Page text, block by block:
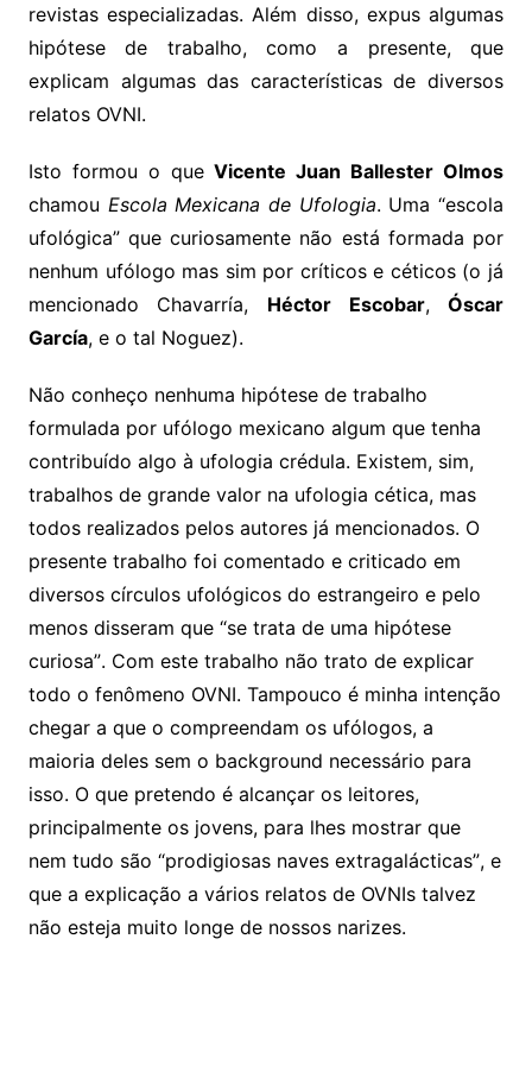
revistas especializadas. Além disso, expus algumas
hipótese de trabalho, como a presente, que
explicam algumas das características de diversos
relatos OVNI.
Isto formou o queVicente Juan Ballester Olmos
chamou Escola Mexicana de Ufologia. Uma “escola
ufológica” que curiosamente não está formada por
nenhum ufólogo mas sim por críticos e céticos (o já
mencionado Chavarría, Héctor Escobar,Óscar
García, e o tal Noguez).
Não conheço nenhuma hipótese de trabalho
formulada por ufólogo mexicano algum que tenha
contribuído algo à ufologia crédula. Existem, sim,
trabalhos de grande valor na ufologia cética, mas
todos realizados pelos autores já mencionados. O
presente trabalho foi comentado e criticado em
diversos círculos ufológicos do estrangeiro e pelo
menos disseram que “se trata de uma hipótese
curiosa”. Com este trabalho não trato de explicar
todo o fenômeno OVNI. Tampouco é minha intenção
chegar a que o compreendam os ufólogos, a
maioria deles sem o background necessário para
isso. O que pretendo é alcançar os leitores,
principalmente os jovens, para lhes mostrar que
nem tudo são “prodigiosas naves extragalácticas”, e
que a explicação a vários relatos de OVNIs talvez
não esteja muito longe de nossos narizes.